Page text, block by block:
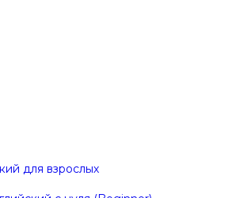
для взрослых